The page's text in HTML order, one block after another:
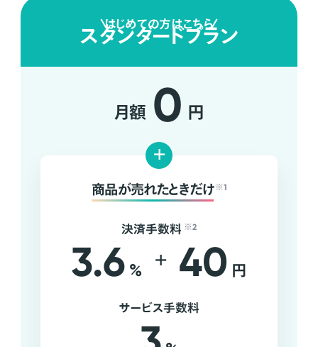
はじめての方はこちら
スタンダードプラン
月額 0 円
+
商品が売れたときだけ ※1
決済手数料 ※2
3.6 % + 40 円
サービス手数料